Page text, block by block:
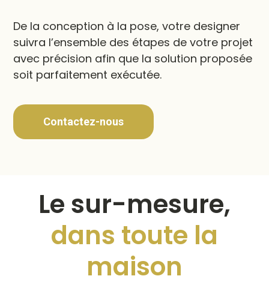
De la conception à la pose, votre designer
suivra l’ensemble des étapes de votre projet
avec précision afin que la solution proposée
soit parfaitement exécutée.
Contactez-nous
Le sur-mesure,
dans toute la
maison